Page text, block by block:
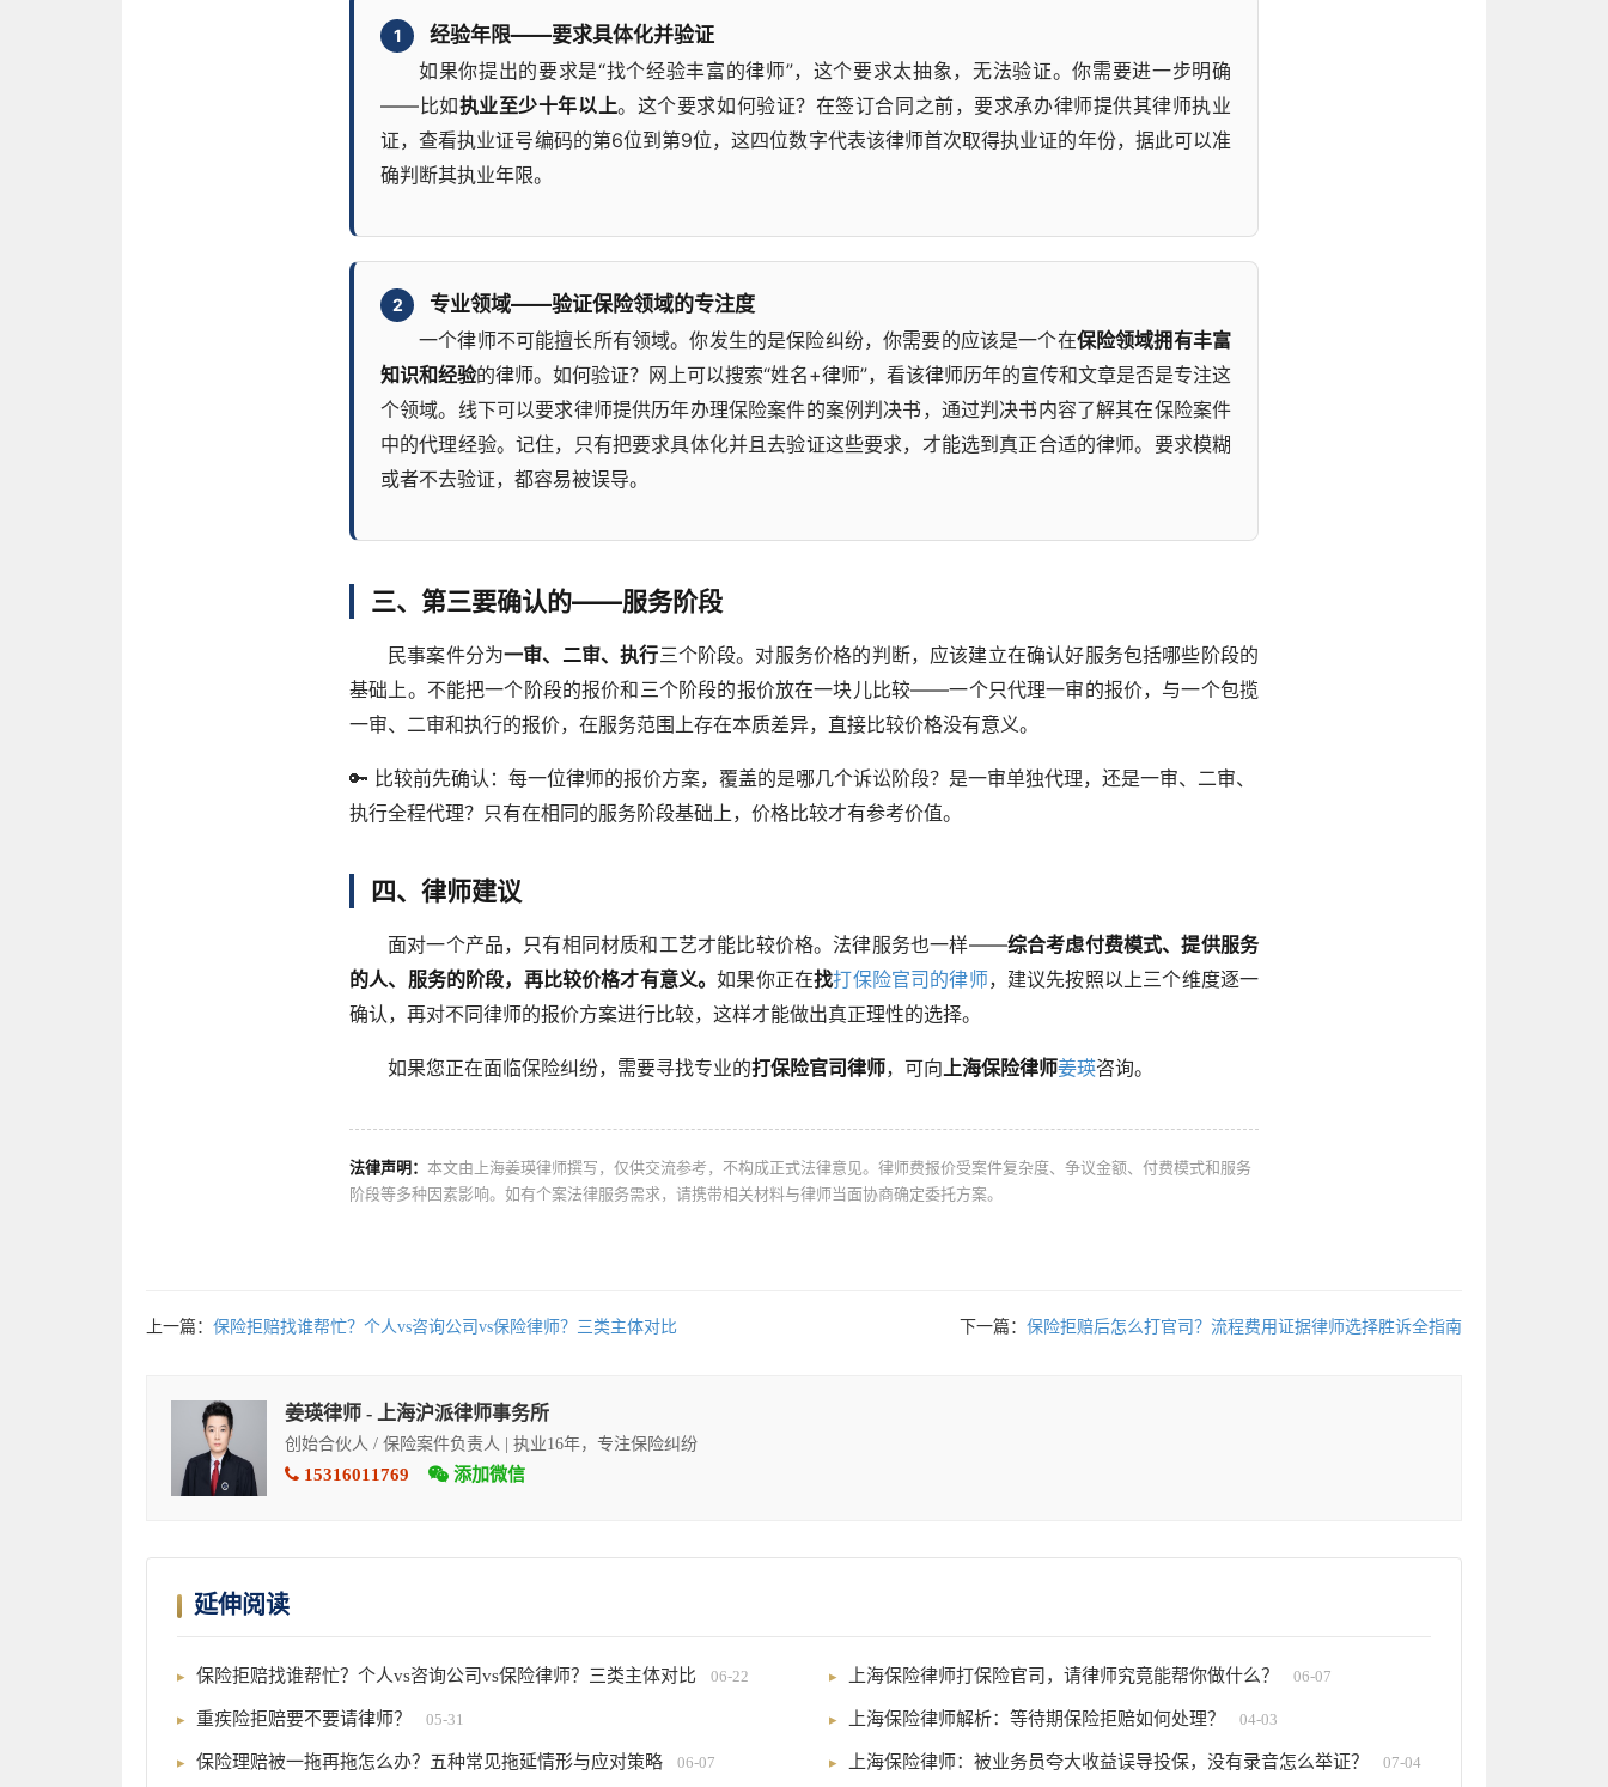
1
经验年限——要求具体化并验证
如果你提出的要求是“找个经验丰富的律师”，这个要求太抽象，无法验证。你需要进一步明确
——比如执业至少十年以上。这个要求如何验证？在签订合同之前，要求承办律师提供其律师执业
证，查看执业证号编码的第6位到第9位，这四位数字代表该律师首次取得执业证的年份，据此可以准
确判断其执业年限。
2
专业领域——验证保险领域的专注度
一个律师不可能擅长所有领域。你发生的是保险纠纷，你需要的应该是一个在保险领域拥有丰富
知识和经验的律师。如何验证？网上可以搜索“姓名+律师”，看该律师历年的宣传和文章是否是专注这
个领域。线下可以要求律师提供历年办理保险案件的案例判决书，通过判决书内容了解其在保险案件
中的代理经验。记住，只有把要求具体化并且去验证这些要求，才能选到真正合适的律师。要求模糊
或者不去验证，都容易被误导。
三、第三要确认的——服务阶段
民事案件分为一审、二审、执行三个阶段。对服务价格的判断，应该建立在确认好服务包括哪些阶段的
基础上。不能把一个阶段的报价和三个阶段的报价放在一块儿比较——一个只代理一审的报价，与一个包揽
一审、二审和执行的报价，在服务范围上存在本质差异，直接比较价格没有意义。
🔑 比较前先确认： 每一位律师的报价方案，覆盖的是哪几个诉讼阶段？是一审单独代理，还是一审、二审、
执行全程代理？只有在相同的服务阶段基础上，价格比较才有参考价值。
四、律师建议
面对一个产品，只有相同材质和工艺才能比较价格。法律服务也一样——综合考虑付费模式、提供服务
的人、服务的阶段，再比较价格才有意义。如果你正在找打保险官司的律师，建议先按照以上三个维度逐一
确认，再对不同律师的报价方案进行比较，这样才能做出真正理性的选择。
如果您正在面临保险纠纷，需要寻找专业的打保险官司律师，可向上海保险律师姜瑛咨询。
法律声明： 本文由上海姜瑛律师撰写，仅供交流参考，不构成正式法律意见。律师费报价受案件复杂度、争议金额、付费模式和服务
阶段等多种因素影响。如有个案法律服务需求，请携带相关材料与律师当面协商确定委托方案。
上一篇： 保险拒赔找谁帮忙？个人vs咨询公司vs保险律师？三类主体对比 下一篇： 保险拒赔后怎么打官司？流程费用证据律师选择胜诉全指南
姜瑛律师 - 上海沪派律师事务所
创始合伙人 / 保险案件负责人 | 执业16年，专注保险纠纷
15316011769 添加微信
延伸阅读
保险拒赔找谁帮忙？个人vs咨询公司vs保险律师？三类主体对比 06-22 上海保险律师打保险官司，请律师究竟能帮你做什么？ 06-07
重疾险拒赔要不要请律师？ 05-31 上海保险律师解析：等待期保险拒赔如何处理？ 04-03
保险理赔被一拖再拖怎么办？五种常见拖延情形与应对策略 06-07 上海保险律师：被业务员夸大收益误导投保，没有录音怎么举证？ 07-04